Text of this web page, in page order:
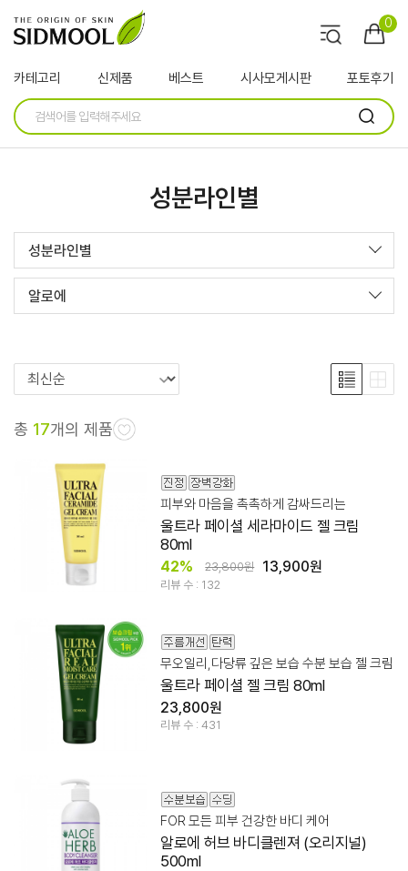
0
카테고리 신제품 베스트 시사모게시판 포토후기
성분라인별
성분라인별
알로에
총 17개의 제품
피부와 마음을 촉촉하게 감싸드리는
울트라 페이셜 세라마이드 젤 크림
80ml
42% 23,800원 13,900원
리뷰 수 : 132
무오일리,다당류 깊은 보습 수분 보습 젤 크림
울트라 페이셜 젤 크림 80ml
23,800원
리뷰 수 : 431
FOR 모든 피부 건강한 바디 케어
알로에 허브 바디클렌져 (오리지널)
500ml